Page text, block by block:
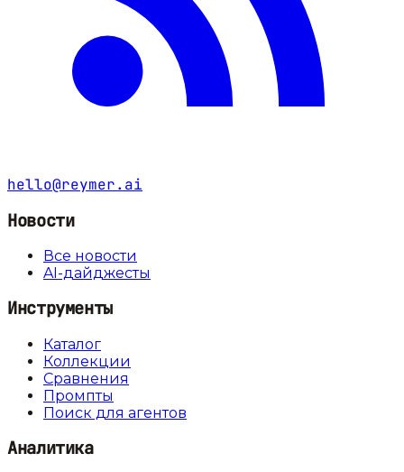
hello@reymer.ai
Новости
Все новости
AI-дайджесты
Инструменты
Каталог
Коллекции
Сравнения
Промпты
Поиск для агентов
Аналитика